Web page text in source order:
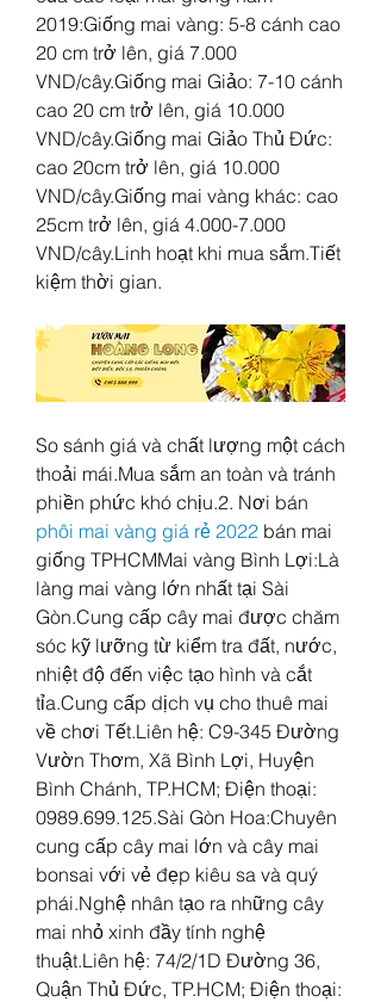
2019:Giống mai vàng: 5-8 cánh cao
20 cm trở lên, giá 7.000
VND/cây.Giống mai Giảo: 7-10 cánh
cao 20 cm trở lên, giá 10.000
VND/cây.Giống mai Giảo Thủ Đức:
cao 20cm trở lên, giá 10.000
VND/cây.Giống mai vàng khác: cao
25cm trở lên, giá 4.000-7.000
VND/cây.Linh hoạt khi mua sắm.Tiết
kiệm thời gian.
So sánh giá và chất lượng một cách
thoải mái.Mua sắm an toàn và tránh
phôi mai vàng giá rẻ 2022 bán mai
giống TPHCMMai vàng Bình Lợi:Là
làng mai vàng lớn nhất tại Sài
Gòn.Cung cấp cây mai được chăm
sóc kỹ lưỡng từ kiểm tra đất, nước,
nhiệt độ đến việc tạo hình và cắt
tỉa.Cung cấp dịch vụ cho thuê mai
về chơi Tết.Liên hệ: C9-345 Đường
Vườn Thơm, Xã Bình Lợi, Huyện
Bình Chánh, TP.HCM; Điện thoại:
0989.699.125.Sài Gòn Hoa:Chuyên
cung cấp cây mai lớn và cây mai
bonsai với vẻ đẹp kiêu sa và quý
phái.Nghệ nhân tạo ra những cây
mai nhỏ xinh đầy tính nghệ
thuật.Liên hệ: 74/2/1D Đường 36,
Quận Thủ Đức, TP.HCM; Điện thoại: